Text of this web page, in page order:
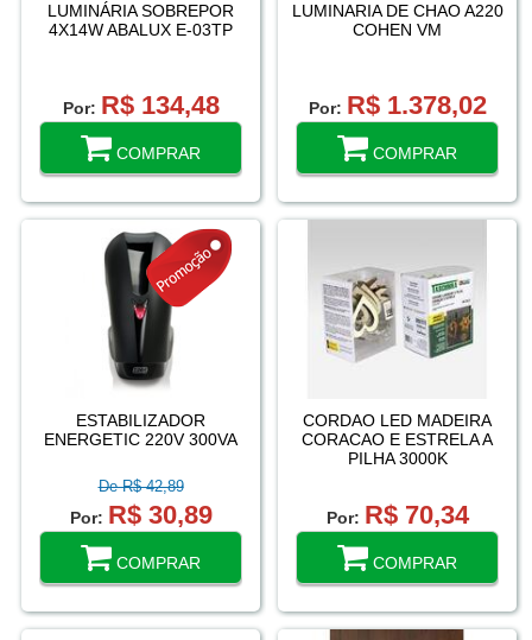
LUMINÁRIA SOBREPOR
4X14W ABALUX E-03TP
Por: R$ 134,48
COMPRAR
LUMINARIA DE CHAO A220
COHEN VM
Por: R$ 1.378,02
COMPRAR
ESTABILIZADOR
ENERGETIC 220V 300VA
De R$ 42,89
Por: R$ 30,89
COMPRAR
CORDAO LED MADEIRA
CORACAO E ESTRELA A
PILHA 3000K
Por: R$ 70,34
COMPRAR